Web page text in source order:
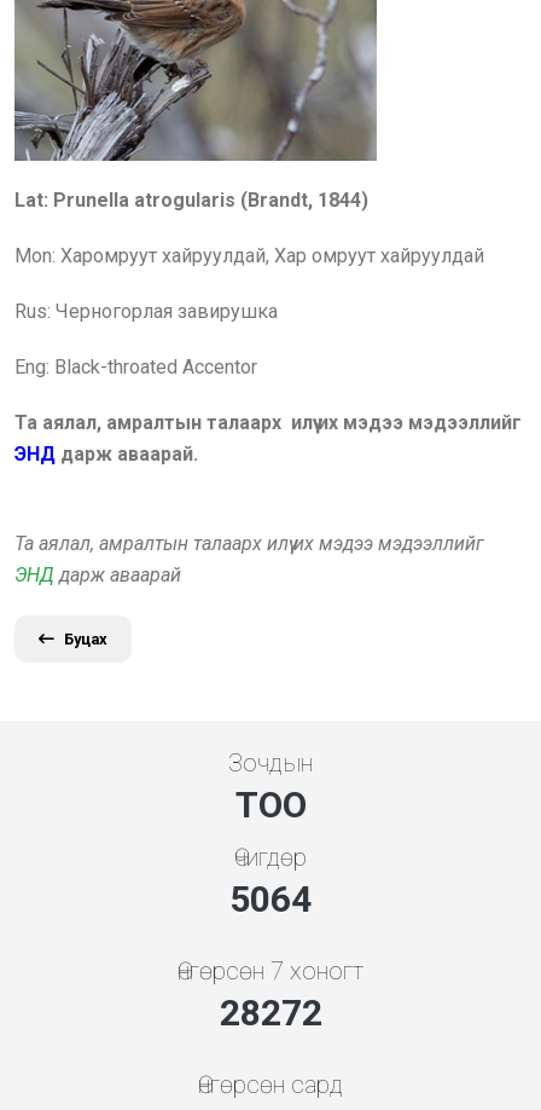
Lat: Prunella atrogularis (Brandt, 1844)
Mon: Харомруут хайруулдай, Хар омруут хайруулдай
Rus: Черногорлая завирушка
Eng: Black-throated Accentor
Та аялал, амралтын талаарх илүү их мэдээ мэдээллийг
ЭНД дарж аваарай.
Та аялал, амралтын талаарх илүү их мэдээ мэдээллийг
ЭНД дарж аваарай
Буцах
Зочдын
ТОО
Өчигдөр
5453
Өнгөрсөн 7 хоногт
31535
Өнгөрсөн сард